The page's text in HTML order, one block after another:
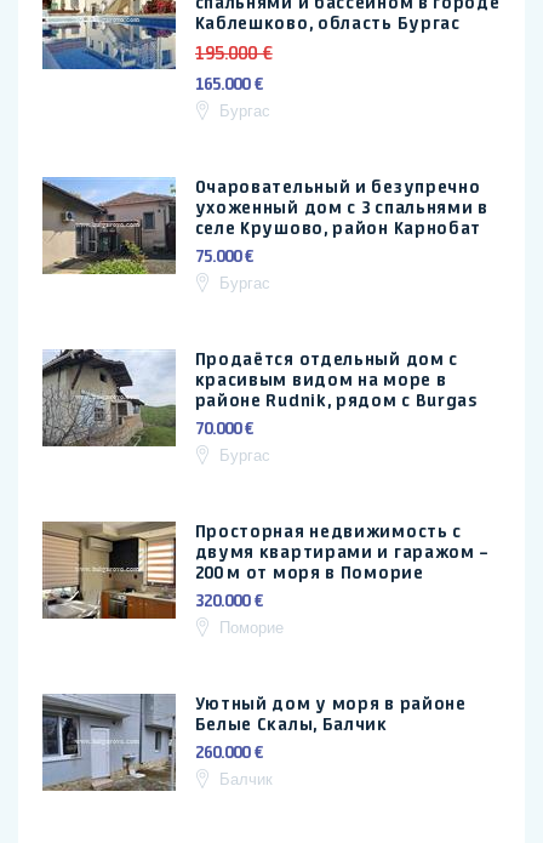
Каблешково, область Бургас
195.000 €
165.000 €
Бургас
Очаровательный и безупречно
ухоженный дом с 3 спальнями в
селе Крушово, район Карнобат
75.000 €
Бургас
Продаётся отдельный дом с
красивым видом на море в
районе Rudnik, рядом с Burgas
70.000 €
Бургас
Просторная недвижимость с
двумя квартирами и гаражом –
200 м от моря в Поморие
320.000 €
Поморие
Уютный дом у моря в районе
Белые Скалы, Балчик
260.000 €
Балчик